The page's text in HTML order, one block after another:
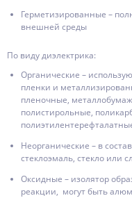
Герметизированные –
внешней среды
По виду диэлектрика:
Органические –
пленки и
пленочные,
полистирольные,
Неорганические – в
стеклоэмаль, стекло или
Оксидные – изолятор
реакции, могут быть